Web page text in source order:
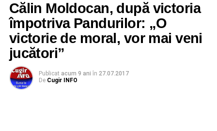
Călin Moldocan, după victoria
împotriva Pandurilor: „O
victorie de moral, vor mai veni
jucători”
Publicat acum 9 ani în 27.07.2017
De Cugir INFO